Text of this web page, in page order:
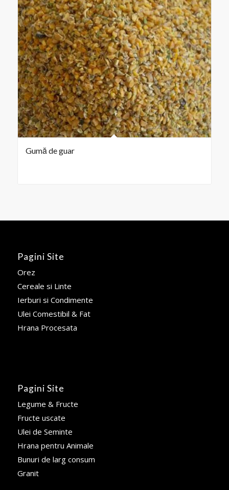
Gumă de guar
Pagini Site
Orez
Cereale si Linte
Ierburi si Condimente
Ulei Comestibil & Fat
Hrana Procesata
Pagini Site
Legume & Fructe
Fructe uscate
Ulei de Seminte
Hrana pentru Animale
Bunuri de larg consum
Granit